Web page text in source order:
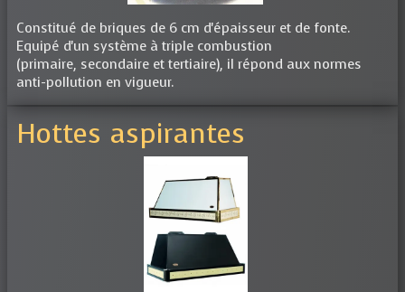
Constitué de briques de 6 cm d'épaisseur et de fonte.
Equipé d'un système à triple combustion
(primaire, secondaire et tertiaire), il répond aux normes
anti-pollution en vigueur.
Hottes aspirantes